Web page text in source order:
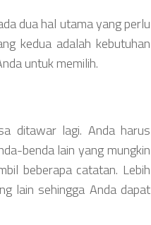
dua hal utama yang perlu
kedua adalah kebutuhan
untuk memilih.
ditawar lagi. Anda harus
benda lain yang mungkin
beberapa catatan. Lebih
lain sehingga Anda dapat